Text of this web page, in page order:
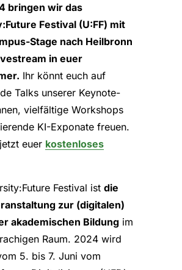
bringen wir das
Festival (U:FF) mit
Stage nach Heilbronn
in euer
Ihr könnt euch auf
Talks unserer Keynote-
vielfältige Workshops
KI-Exponate freuen.
euer kostenloses
Festival ist die
zur (digitalen)
akademischen Bildung im
Raum. 2024 wird
5. bis 7. Juni vom